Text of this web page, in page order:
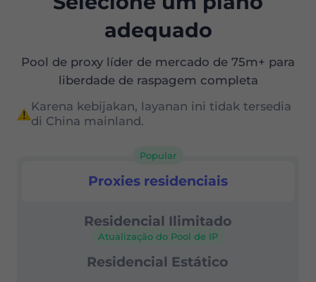
adequado
Pool de proxy líder de mercado de 75m+ para
liberdade de raspagem completa
Karena kebijakan, layanan ini tidak tersedia
di China mainland.
Proxies residenciais
Popular
Residencial Ilimitado
Residencial Estático
Atualização do Pool de IP
Proxies residenciais